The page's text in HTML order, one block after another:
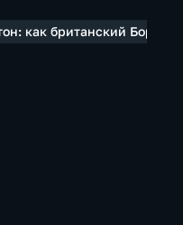
как британский